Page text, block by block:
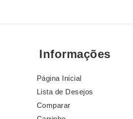
Informações
Página Inicial
Lista de Desejos
Comparar